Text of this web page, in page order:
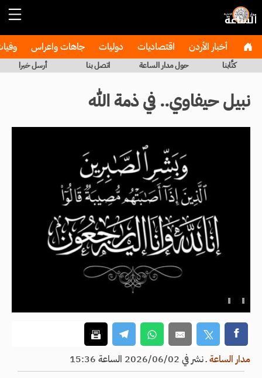
أخبار الأردن اقتصاديات دوليات جاهات واعراس
كتَّابنا حول مدار الساعة اتصل بنا أرسل خبرا
نبيل حيفاوي.. في ذمة الله
مدار الساعةـنشر في 2026/06/02 الساعة 15:36